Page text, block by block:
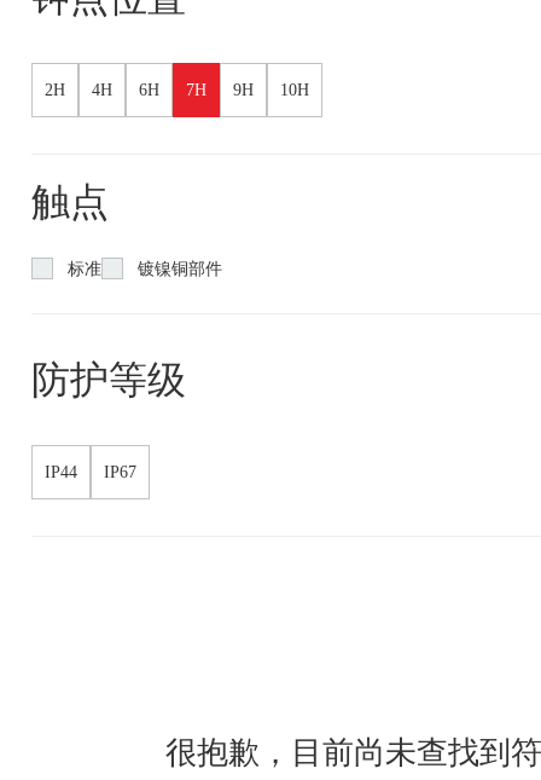
2H 4H 6H 7H 9H 10H
触点
标准 镀镍铜部件
防护等级
IP44 IP67
很抱歉，目前尚未查找到